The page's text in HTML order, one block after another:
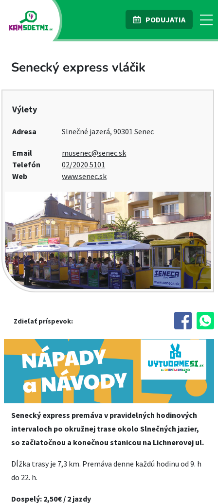
PODUJATIA
Senecký express vláčik
Výlety
Adresa Slnečné jazerá, 90301 Senec
Email
musenec@senec.sk
Telefón
02/2020 5101
Web
www.senec.sk
Zdieľať príspevok:
Senecký express premáva v pravidelných hodinových
intervaloch po okružnej trase okolo Slnečných jazier,
so začiatočnou a konečnou stanicou na Lichnerovej ul.
Dĺžka trasy je 7,3 km. Premáva denne každú hodinu od 9. h
do 22. h.
Dospelý: 2,50€ / 2 jazdy